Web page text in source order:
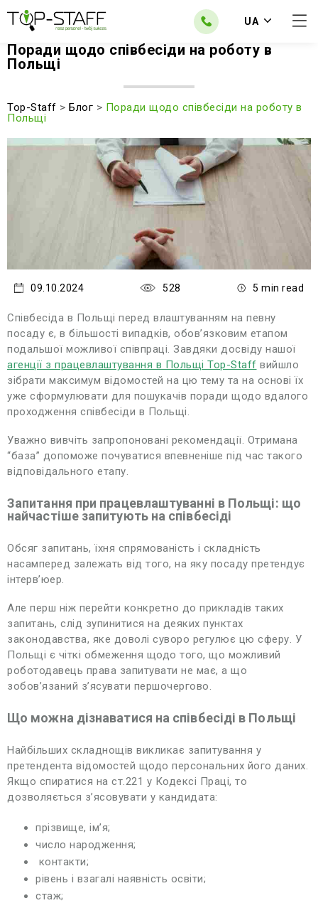
UA
Поради щодо співбесіди на роботу в
Польщі
Top-Staff > Блог > Поради щодо співбесіди на роботу в
Польщі
09.10.2024 528 5 min read
Співбесіда в Польщі перед влаштуванням на певну
посаду є, в більшості випадків, обов’язковим етапом
подальшої можливої співпраці. Завдяки досвіду нашої
агенції з працевлаштування в Польщі Top-Staff вийшло
зібрати максимум відомостей на цю тему та на основі їх
уже сформулювати для пошукачів поради щодо вдалого
проходження співбесіди в Польщі.
Уважно вивчіть запропоновані рекомендації. Отримана
“база” допоможе почуватися впевненіше під час такого
відповідального етапу.
Запитання при працевлаштуванні в Польщі: що
найчастіше запитують на співбесіді
Обсяг запитань, їхня спрямованість і складність
насамперед залежать від того, на яку посаду претендує
інтерв’юер.
Але перш ніж перейти конкретно до прикладів таких
запитань, слід зупинитися на деяких пунктах
законодавства, яке доволі суворо регулює цю сферу. У
Польщі є чіткі обмеження щодо того, що можливий
роботодавець права запитувати не має, а що
зобов’язаний з’ясувати першочергово.
Що можна дізнаватися на співбесіді в Польщі
Найбільших складнощів викликає запитування у
претендента відомостей щодо персональних його даних.
Якщо спиратися на ст.221 у Кодексі Праці, то
дозволяється з’ясовувати у кандидата:
прізвище, ім’я;
число народження;
контакти;
рівень і взагалі наявність освіти;
стаж;